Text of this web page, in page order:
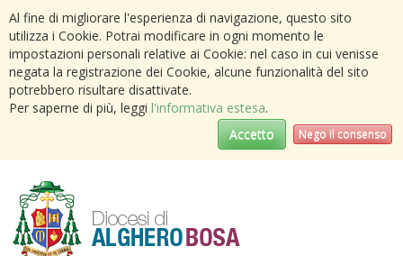
Al fine di migliorare l'esperienza di navigazione, questo sito
utilizza i Cookie. Potrai modificare in ogni momento le
impostazioni personali relative ai Cookie: nel caso in cui venisse
negata la registrazione dei Cookie, alcune funzionalità del sito
potrebbero risultare disattivate.
Per saperne di più, leggi l'informativa estesa.
Accetto
Nego il consenso